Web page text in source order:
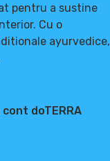
pentru a sustine
Cu o
ayurvedice,
doTERRA